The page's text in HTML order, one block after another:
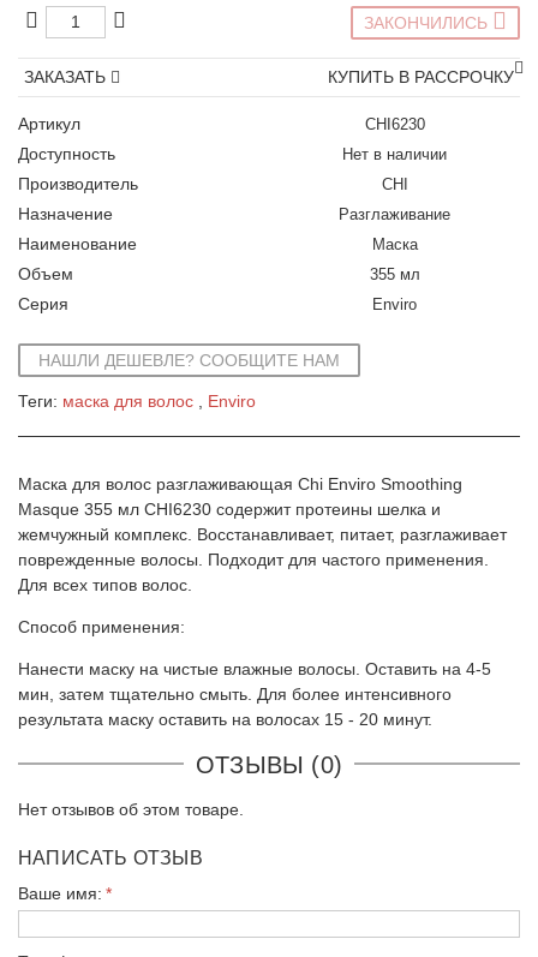
ЗАКОНЧИЛИСЬ
ЗАКАЗАТЬ КУПИТЬ В РАССРОЧКУ
Артикул CHI6230
Доступность Нет в наличии
Производитель CHI
Назначение Разглаживание
Наименование Маска
Объем 355 мл
Серия Enviro
НАШЛИ ДЕШЕВЛЕ? СООБЩИТЕ НАМ
Теги: маска для волос Enviro
Маска для волос разглаживающая Chi Enviro Smoothing
Masque 355 мл CHI6230 содержит протеины шелка и
жемчужный комплекс. Восстанавливает, питает, разглаживает
поврежденные волосы. Подходит для частого применения.
Для всех типов волос.
Способ применения:
Нанести маску на чистые влажные волосы. Оставить на 4-5
мин, затем тщательно смыть. Для более интенсивного
результата маску оставить на волосах 15 - 20 минут.
ОТЗЫВЫ (0)
Нет отзывов об этом товаре.
НАПИСАТЬ ОТЗЫВ
Ваше имя: